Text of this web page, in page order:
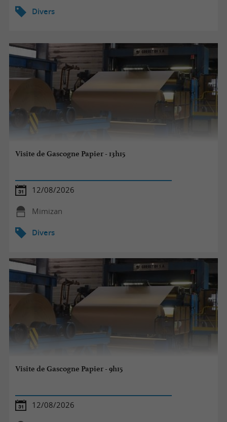
Divers
Visite de Gascogne Papier - 13h15
12/08/2026
Mimizan
Divers
Visite de Gascogne Papier - 9h15
12/08/2026